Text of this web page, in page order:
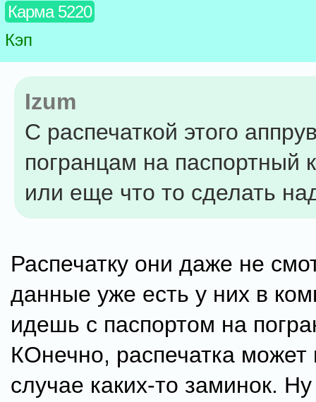
Карма 5220
Кэп
Izum
С распечаткой этого
погранцам на паспортный
или еще что то сделать
Распечатку они даже не
данные уже есть у них в
идешь с паспортом на
КОнечно, распечатка может
случае каких-то заминок.